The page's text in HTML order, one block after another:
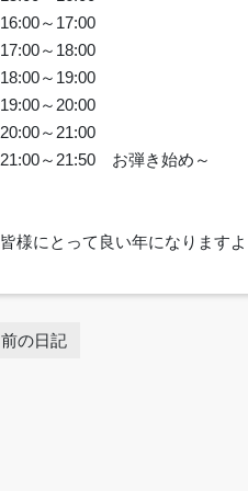
16:00～17:00
17:00～18:00
18:00～19:00
19:00～20:00
20:00～21:00
21:00～21:50 お弾き始め～
皆様にとって良い年になります
前の日記